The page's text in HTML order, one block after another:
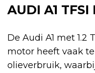
AUDI A1 TFSI
De Audi A1 met 1.2
motor heeft vaak
olieverbruik,